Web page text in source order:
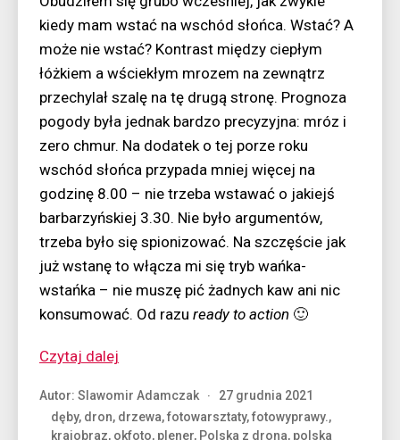
kiedy mam wstać na wschód słońca. Wstać? A
może nie wstać? Kontrast między ciepłym
łóżkiem a wściekłym mrozem na zewnątrz
przechylał szalę na tę drugą stronę. Prognoza
pogody była jednak bardzo precyzyjna: mróz i
zero chmur. Na dodatek o tej porze roku
wschód słońca przypada mniej więcej na
godzinę 8.00 – nie trzeba wstawać o jakiejś
barbarzyńskiej 3.30. Nie było argumentów,
trzeba było się spionizować. Na szczęście jak
już wstanę to włącza mi się tryb wańka-
wstańka – nie muszę pić żadnych kaw ani nic
konsumować. Od razu ready to action 🙂
Czytaj dalej
czyli
bardzo
Autor: Slawomir Adamczak
27 grudnia 2021
dęby, dron, drzewa,fotowarsztaty,fotowyprawy.,
krajobraz, okfoto, plener, Polska z drona, polska